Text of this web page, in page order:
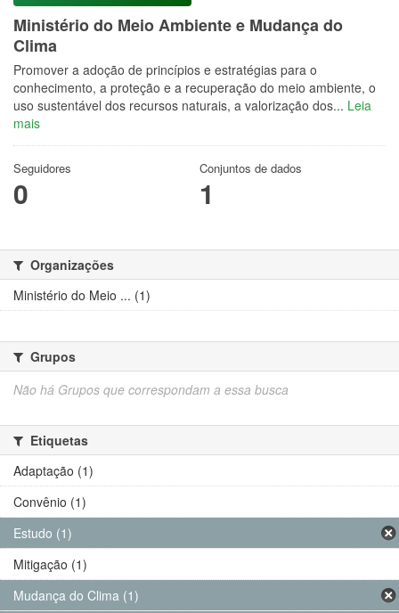
Ministério do Meio Ambiente e Mudança do
Clima
Promover a adoção de princípios e estratégias para o
conhecimento, a proteção e a recuperação do meio ambiente, o
uso sustentável dos recursos naturais, a valorização dos... Leia
mais
Seguidores
0
Conjuntos de dados
1
Organizações
Ministério do Meio ... (1)
Grupos
Não há Grupos que correspondam a essa busca
Etiquetas
Adaptação (1)
Convênio (1)
Estudo (1)
Mitigação (1)
Mudança do Clima (1)